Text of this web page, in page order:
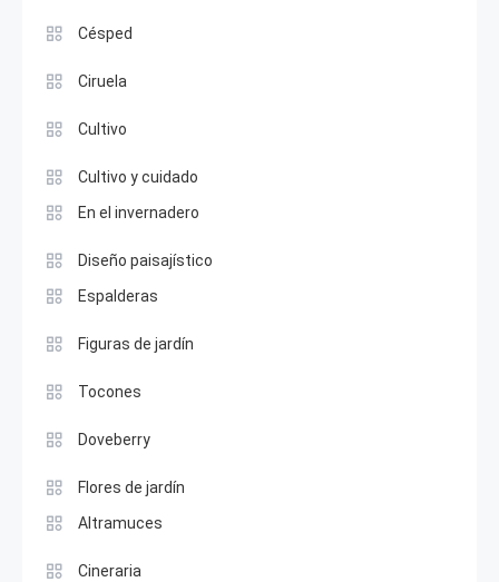
Césped
Ciruela
Cultivo
Cultivo y cuidado
En el invernadero
Diseño paisajístico
Espalderas
Figuras de jardín
Tocones
Doveberry
Flores de jardín
Altramuces
Cineraria